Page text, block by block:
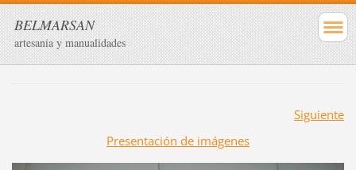
BELMARSAN
artesania y manualidades
Siguiente
Presentación de imágenes